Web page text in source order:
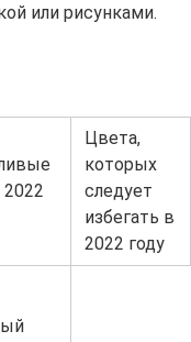
или рисунками.
Цвета,
которых
следует
избегать в
2022 году